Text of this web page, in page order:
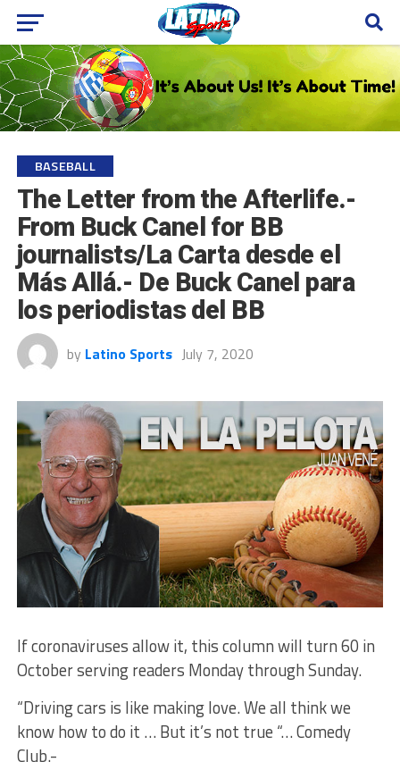
BASEBALL
The Letter from the Afterlife.-
From Buck Canel for BB
journalists/La Carta desde el
Más Allá.- De Buck Canel para
los periodistas del BB
by Latino Sports July 7, 2020
If coronaviruses allow it, this column will turn 60 in
October serving readers Monday through Sunday.
“Driving cars is like making love. We all think we
know how to do it … But it’s not true “… Comedy
Club.-